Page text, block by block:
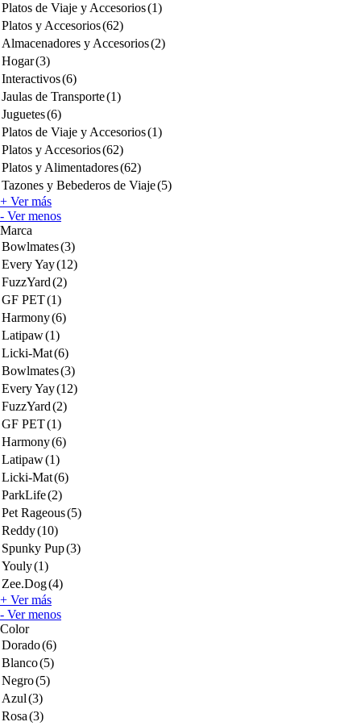
Platos de Viaje y Accesorios(1)
Platos y Accesorios(62)
Almacenadores y Accesorios(2)
Hogar(3)
Interactivos(6)
Jaulas de Transporte(1)
Juguetes(6)
Platos de Viaje y Accesorios(1)
Platos y Accesorios(62)
Platos y Alimentadores(62)
Tazones y Bebederos de Viaje(5)
+ Ver más
- Ver menos
Marca
Bowlmates(3)
Every Yay(12)
FuzzYard(2)
GF PET(1)
Harmony(6)
Latipaw(1)
Licki-Mat(6)
Bowlmates(3)
Every Yay(12)
FuzzYard(2)
GF PET(1)
Harmony(6)
Latipaw(1)
Licki-Mat(6)
ParkLife(2)
Pet Rageous(5)
Reddy(10)
Spunky Pup(3)
Youly(1)
Zee.Dog(4)
+ Ver más
- Ver menos
Color
Dorado(6)
Blanco(5)
Negro(5)
Azul(3)
Rosa(3)